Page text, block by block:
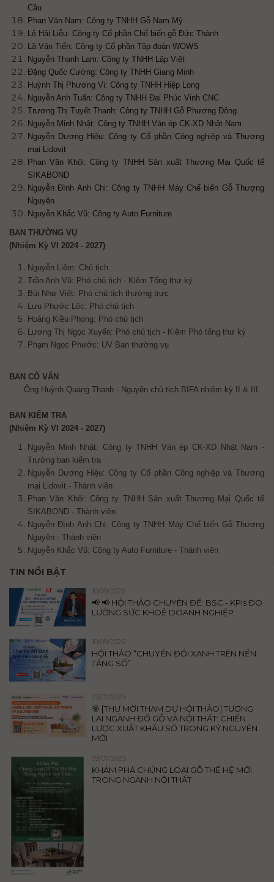
Cầu
Phan Văn Nam: Công ty TNHH Gỗ Nam Mỹ
Lê Hải Liễu: Công ty Cổ phần Chế biến gỗ Đức Thành
Lã Văn Tiến: Công ty Cổ phần Tập đoàn WOWS
Nguyễn Thanh Lam: Công ty TNHH Lập Việt
Đặng Quốc Cường: Công ty TNHH Giang Minh
Huỳnh Thị Phương Vi: Công ty TNHH Hiệp Long
Nguyễn Anh Tuấn: Công ty TNHH Đại Phúc Vinh CNC
Trương Thị Tuyết Thanh: Công ty TNHH Gỗ Phương Đông
Nguyễn Minh Nhật: Công ty TNHH Ván ép CK-XD Nhật Nam
Nguyễn Dương Hiệu: Công ty Cổ phần Công nghiệp và Thương
mại Lidovit
Phan Văn Khôi: Công ty TNHH Sản xuất Thương Mại Quốc tế
SIKABOND
Nguyễn Đình Anh Chi: Công ty TNHH Máy Chế biến Gỗ Thượng
Nguyên
Nguyễn Khắc Vũ: Công ty Auto Furniture
BAN THƯỜNG VỤ
(Nhiệm Kỳ VI 2024 - 2027)
Nguyễn Liêm: Chủ tịch
Trần Anh Vũ: Phó chủ tịch - Kiêm Tổng thư ký
Bùi Như Việt: Phó chủ tịch thường trực
Lưu Phước Lộc: Phó chủ tịch
Hoàng Kiều Phong: Phó chủ tịch
Lương Thị Ngọc Xuyến: Phó chủ tịch - Kiêm Phó tổng thư ký
Phạm Ngọc Phước: UV Ban thường vụ
BAN CỐ VẤN
Ông Huỳnh Quang Thanh - Nguyên chủ tịch BIFA nhiệm kỳ II & III
BAN KIỂM TRA
(Nhiệm Kỳ VI 2024 - 2027)
Nguyễn Minh Nhật: Công ty TNHH Ván ép CK-XD Nhật Nam -
Trưởng ban kiểm tra
Nguyễn Dương Hiệu: Công ty Cổ phần Công nghiệp và Thương
mại Lidovit - Thành viên
Phan Văn Khôi: Công ty TNHH Sản xuất Thương Mại Quốc tế
SIKABOND - Thành viên
Nguyễn Đình Anh Chi: Công ty TNHH Máy Chế biến Gỗ Thượng
Nguyên - Thành viên
Nguyễn Khắc Vũ: Công ty Auto Furniture - Thành viên
TIN NỔI BẬT
10/09/2025
📢 📢 HỘI THẢO CHUYÊN ĐỀ: BSC - KPIs ĐO
LƯỜNG SỨC KHOẺ DOANH NGHIỆP
10/09/2025
HỘI THẢO “CHUYỂN ĐỔI XANH TRÊN NỀN
TẢNG SỐ”
23/07/2025
🎯 [THƯ MỜI THAM DỰ HỘI THẢO] TƯƠNG
LAI NGÀNH ĐỒ GỖ VÀ NỘI THẤT: CHIẾN
LƯỢC XUẤT KHẨU SỐ TRONG KỶ NGUYÊN
MỚI
09/07/2025
KHÁM PHÁ CHỦNG LOẠI GỖ THẾ HỆ MỚI
TRONG NGÀNH NỘI THẤT